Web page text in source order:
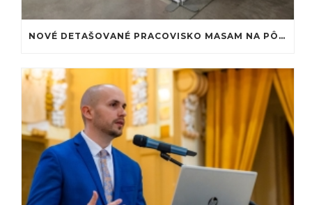
NOVÉ DETAŠOVANÉ PRACOVISKO MASAM NA PÔDE MTF STU